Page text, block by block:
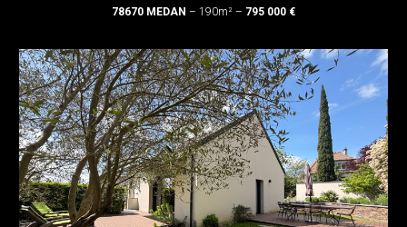
78670 MEDAN – 190m² – 795 000 €